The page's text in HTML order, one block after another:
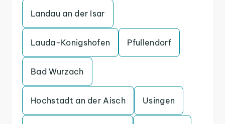
Landau an der Isar
Lauda-Konigshofen Pfullendorf
Bad Wurzach
Hochstadt an der Aisch Usingen